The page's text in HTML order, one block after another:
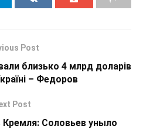
Post
близько 4 млрд доларів
– Федоров
Post
Соловьев уныло